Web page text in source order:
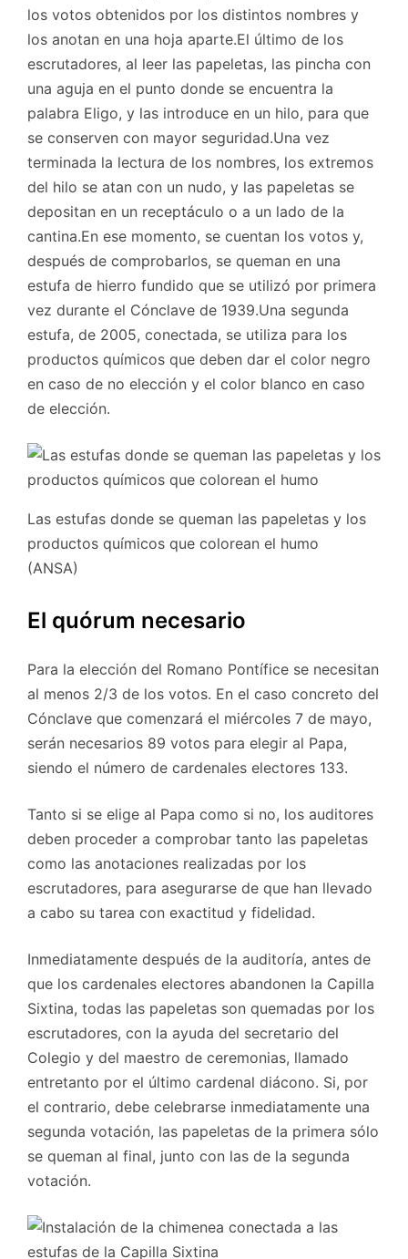
los votos obtenidos por los distintos nombres y
los anotan en una hoja aparte.El último de los
escrutadores, al leer las papeletas, las pincha con
una aguja en el punto donde se encuentra la
palabra Eligo, y las introduce en un hilo, para que
se conserven con mayor seguridad.Una vez
terminada la lectura de los nombres, los extremos
del hilo se atan con un nudo, y las papeletas se
depositan en un receptáculo o a un lado de la
cantina.En ese momento, se cuentan los votos y,
después de comprobarlos, se queman en una
estufa de hierro fundido que se utilizó por primera
vez durante el Cónclave de 1939.Una segunda
estufa, de 2005, conectada, se utiliza para los
productos químicos que deben dar el color negro
en caso de no elección y el color blanco en caso
de elección.
Las estufas donde se queman las papeletas y los
productos químicos que colorean el humo
(ANSA)
El quórum necesario
Para la elección del Romano Pontífice se necesitan
al menos 2/3 de los votos. En el caso concreto del
Cónclave que comenzará el miércoles 7 de mayo,
serán necesarios 89 votos para elegir al Papa,
siendo el número de cardenales electores 133.
Tanto si se elige al Papa como si no, los auditores
deben proceder a comprobar tanto las papeletas
como las anotaciones realizadas por los
escrutadores, para asegurarse de que han llevado
a cabo su tarea con exactitud y fidelidad.
Inmediatamente después de la auditoría, antes de
que los cardenales electores abandonen la Capilla
Sixtina, todas las papeletas son quemadas por los
escrutadores, con la ayuda del secretario del
Colegio y del maestro de ceremonias, llamado
entretanto por el último cardenal diácono. Si, por
el contrario, debe celebrarse inmediatamente una
segunda votación, las papeletas de la primera sólo
se queman al final, junto con las de la segunda
votación.